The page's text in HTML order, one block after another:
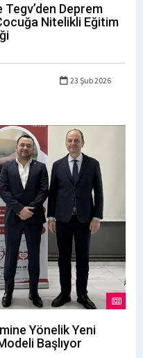
Deprem
Nitelikli Eğitim
23 Şub 2026
Yönelik Yeni
Başlıyor